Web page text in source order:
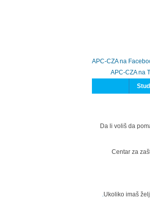
APC-CZA na
APC-CZA na
Da li voliš da
Centar za
Ukoliko imaš